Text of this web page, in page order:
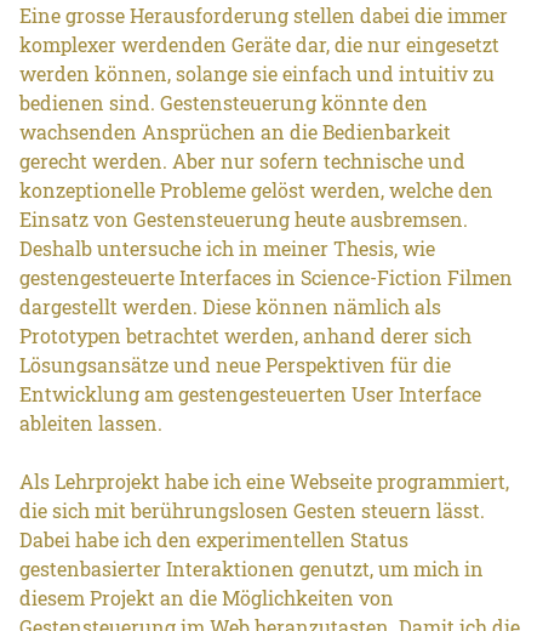
Eine grosse Herausforderung stellen dabei die immer
komplexer werdenden Geräte dar, die nur eingesetzt
werden können, solange sie einfach und intuitiv zu
bedienen sind. Gestensteuerung könnte den
wachsenden Ansprüchen an die Bedienbarkeit
gerecht werden. Aber nur sofern technische und
konzeptionelle Probleme gelöst werden, welche den
Einsatz von Gestensteuerung heute ausbremsen.
Deshalb untersuche ich in meiner Thesis, wie
gestengesteuerte Interfaces in Science-Fiction Filmen
dargestellt werden. Diese können nämlich als
Prototypen betrachtet werden, anhand derer sich
Lösungsansätze und neue Perspektiven für die
Entwicklung am gestengesteuerten User Interface
ableiten lassen.
Als Lehrprojekt habe ich eine Webseite programmiert,
die sich mit berührungslosen Gesten steuern lässt.
Dabei habe ich den experimentellen Status
gestenbasierter Interaktionen genutzt, um mich in
diesem Projekt an die Möglichkeiten von